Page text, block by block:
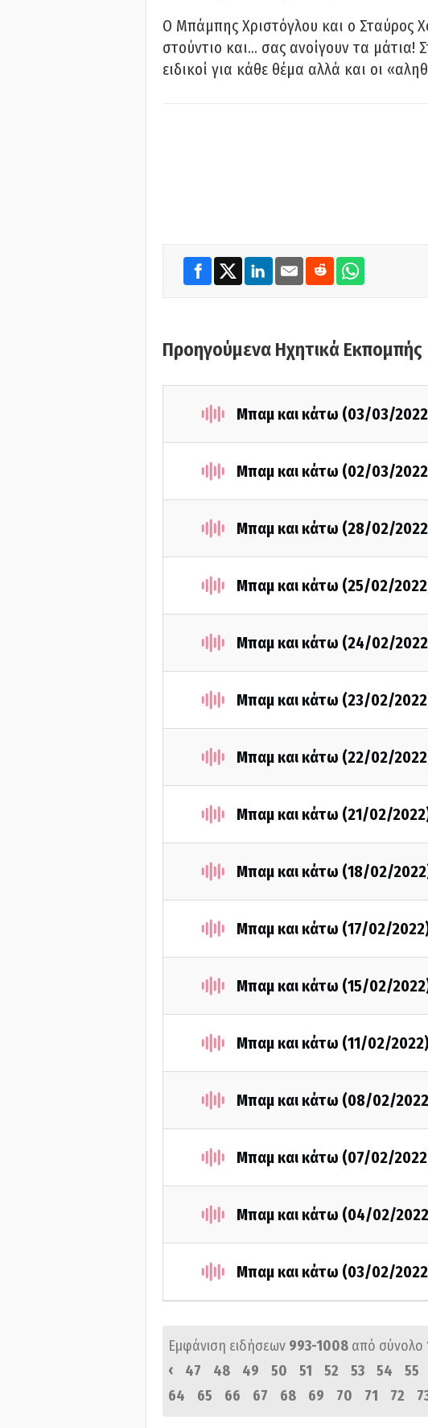
O Μπάμπης Χριστόγλου και ο Σταύρος
στούντιο και… σας ανοίγουν τα μάτια!
ειδικοί για κάθε θέμα αλλά και οι
Προηγούμενα Ηχητικά Εκπομπής
Μπαμ και κάτω (03/03/
Μπαμ και κάτω (02/03/
Μπαμ και κάτω (28/02/
Μπαμ και κάτω (25/02/
Μπαμ και κάτω (24/02/
Μπαμ και κάτω (23/02/
Μπαμ και κάτω (22/02/
Μπαμ και κάτω (21/02/
Μπαμ και κάτω (18/02/
Μπαμ και κάτω (17/02/
Μπαμ και κάτω (15/02/
Μπαμ και κάτω (11/02/2022)
Μπαμ και κάτω (08/02/
Μπαμ και κάτω (07/02/
Μπαμ και κάτω (04/02/
Μπαμ και κάτω (03/02/
Εμφάνιση ειδήσεων 993-1008 από σύνολο
‹
47 48 49 50 51 52 53 54 55
64
65 66 67 68 69 70 71 72